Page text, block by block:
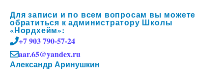
Для записи и по всем вопросам вы можете
обратиться к администратору Школы
«Нордхейм»:
+7 903 790-57-24
aar.65@yandex.ru
Александр Аринушкин